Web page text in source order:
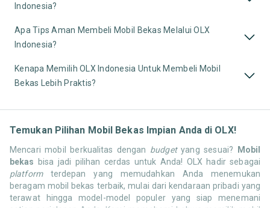
Indonesia?
Apa Tips Aman Membeli Mobil Bekas Melalui OLX
Indonesia?
Kenapa Memilih OLX Indonesia Untuk Membeli Mobil
Bekas Lebih Praktis?
Temukan Pilihan Mobil Bekas Impian Anda di OLX!
Mencari mobil berkualitas dengan budgetyang sesuai? Mobil
bekas bisa jadi pilihan cerdas untuk Anda! OLX hadir sebagai
platformterdepan yang memudahkan Anda menemukan
beragam mobil bekas terbaik, mulai dari kendaraan pribadi yang
terawat hingga model-model populer yang siap menemani